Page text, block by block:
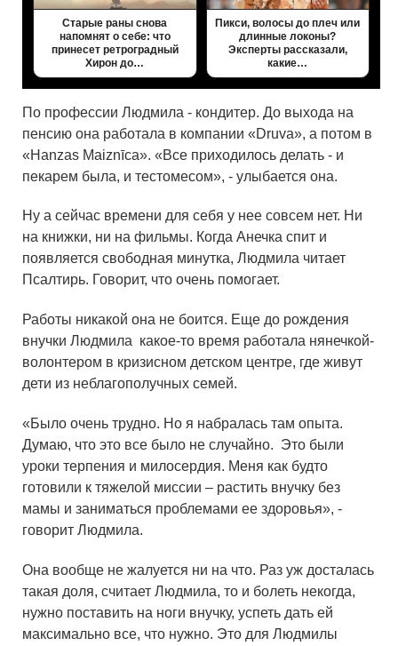
Старые раны снова
напомнят о себе: что
принесет ретроградный
Хирон до…
Пикси, волосы до плеч или
длинные локоны?
Эксперты рассказали,
какие…
По профессии Людмила - кондитер. До выхода на
пенсию она работала в компании «Druva», а потом в
«Hanzas Maiznīca». «Все приходилось делать - и
пекарем была, и тестомесом», - улыбается она.
Ну а сейчас времени для себя у нее совсем нет. Ни
на книжки, ни на фильмы. Когда Анечка спит и
появляется свободная минутка, Людмила читает
Псалтирь. Говорит, что очень помогает.
Работы никакой она не боится. Еще до рождения
внучки Людмила какое-то время работала нянечкой-
волонтером в кризисном детском центре, где живут
дети из неблагополучных семей.
«Было очень трудно. Но я набралась там опыта.
Думаю, что это все было не случайно. Это были
уроки терпения и милосердия. Меня как будто
готовили к тяжелой миссии – растить внучку без
мамы и заниматься проблемами ее здоровья», -
говорит Людмила.
Она вообще не жалуется ни на что. Раз уж досталась
такая доля, считает Людмила, то и болеть некогда,
нужно поставить на ноги внучку, успеть дать ей
максимально все, что нужно. Это для Людмилы